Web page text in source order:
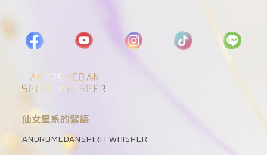
仙女星系的絮語
ANDROMEDANSPIRITWHISPER